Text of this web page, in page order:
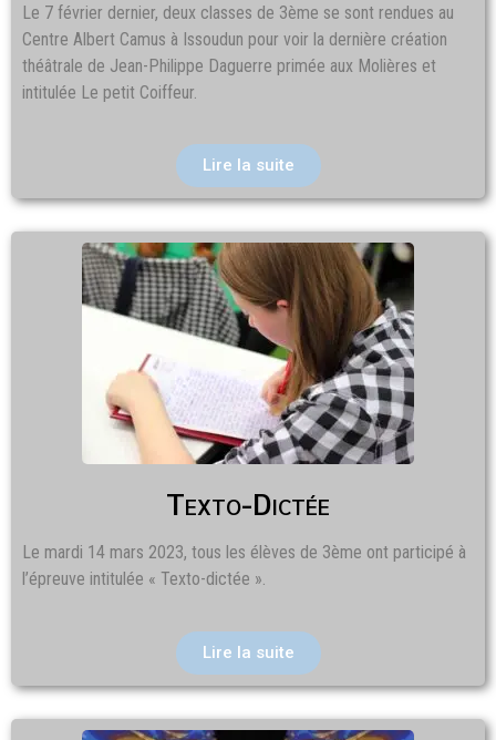
Le 7 février dernier, deux classes de 3ème se sont rendues au
Centre Albert Camus à Issoudun pour voir la dernière création
théâtrale de Jean-Philippe Daguerre primée aux Molières et
intitulée Le petit Coiffeur.
Lire la suite
Texto-Dictée
Le mardi 14 mars 2023, tous les élèves de 3ème ont participé à
l’épreuve intitulée « Texto-dictée ».
Lire la suite